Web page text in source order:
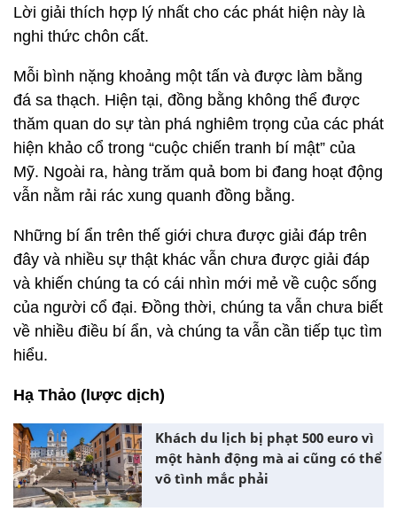
Lời giải thích hợp lý nhất cho các phát hiện này là
nghi thức chôn cất.
Mỗi bình nặng khoảng một tấn và được làm bằng
đá sa thạch. Hiện tại, đồng bằng không thể được
thăm quan do sự tàn phá nghiêm trọng của các phát
hiện khảo cổ trong “cuộc chiến tranh bí mật” của
Mỹ. Ngoài ra, hàng trăm quả bom bi đang hoạt động
vẫn nằm rải rác xung quanh đồng bằng.
Những bí ẩn trên thế giới chưa được giải đáp trên
đây và nhiều sự thật khác vẫn chưa được giải đáp
và khiến chúng ta có cái nhìn mới mẻ về cuộc sống
của người cổ đại. Đồng thời, chúng ta vẫn chưa biết
về nhiều điều bí ẩn, và chúng ta vẫn cần tiếp tục tìm
hiểu.
Hạ Thảo (lược dịch)
Khách du lịch bị phạt 500 euro vì
một hành động mà ai cũng có thể
vô tình mắc phải